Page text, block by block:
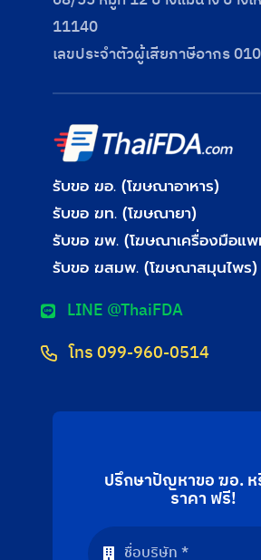
11140
เลขประจําตัวผู้เสียภาษีอากร
รับขอ ฆอ. (โฆษณาอาหาร)
รับขอ ฆท. (โฆษณายา)
รับขอ ฆพ. (โฆษณาเครื่องมือแ
รับขอ ฆสมพ. (โฆษณาสมุนไพร)
LINE @ThaiFDA
โทร 099-960-0514
ปรึกษาปัญหาขอ ฆอ. ห
ราคา ฟรี!